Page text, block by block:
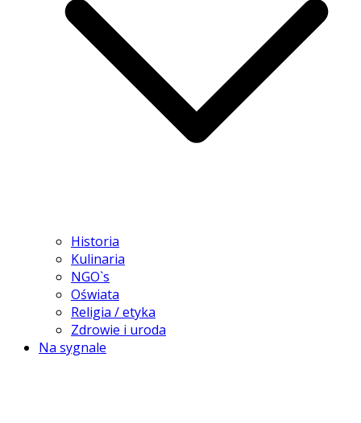
Historia
Kulinaria
NGO`s
Oświata
Religia / etyka
Zdrowie i uroda
Na sygnale